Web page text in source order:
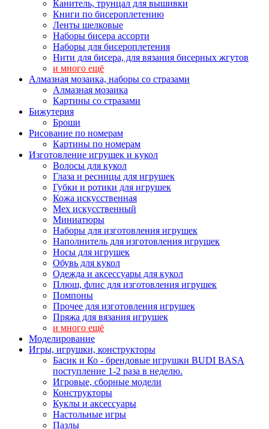
Канитель, трунцал для вышивки
Книги по бисероплетению
Ленты шелковые
Наборы бисера ассорти
Наборы для бисероплетения
Нити для бисера, для вязания бисерных жгутов
и много ещё
Алмазная мозаика, наборы со стразами
Алмазная мозаика
Картины co стразами
Бижутерия
Броши
Рисование по номерам
Картины по номерам
Изготовление игрушек и кукол
Волосы для кукол
Глаза и ресницы для игрушек
Губки и ротики для игрушек
Кожа искусственная
Мех искусственный
Миниатюры
Наборы для изготовления игрушек
Наполнитель для изготовления игрушек
Носы для игрушек
Обувь для кукол
Одежда и аксессуары для кукол
Плюш, флис для изготовления игрушек
Помпоны
Прочее для изготовления игрушек
Пряжа для вязания игрушек
и много ещё
Моделирование
Игры, игрушки, конструкторы
Басик и Ко - брендовые игрушки BUDI BASA
поступление 1-2 раза в неделю.
Игровые, сборные модели
Конструкторы
Куклы и аксессуары
Настольные игры
Пазлы